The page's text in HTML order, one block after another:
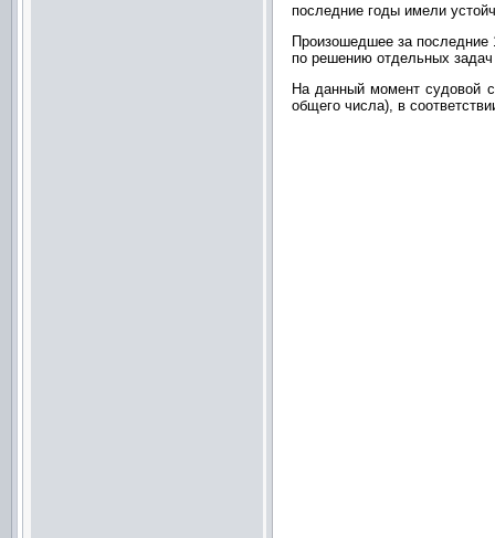
последние годы имели
Произошедшее за последние
по решению отдельных
На данный момент судовой
общего числа), в